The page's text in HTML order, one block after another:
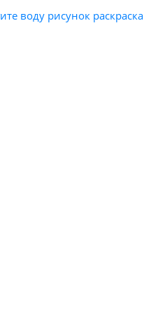
воду рисунок раскраска